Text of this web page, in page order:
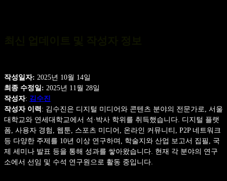
작성일자: 2025년 10월 14일
최종 수정일: 2025년 11월 28일
작성자: 김수진
작성자 이력 : 김수진은 디지털 미디어와 콘텐츠 분야의 전문가로, 서울
대학교와 연세대학교에서 석·박사 학위를 취득했습니다. 디지털 플랫
폼, 사용자 경험, 웹툰, 스포츠 미디어, 온라인 커뮤니티, P2P 네트워크
등 다양한 주제를 10년 이상 연구하며, 학술지와 산업 보고서 집필, 국
제 세미나 발표 등을 통해 성과를 쌓아왔습니다. 현재 각 분야의 연구
소에서 선임 및 수석 연구원으로 활동 중입니다.